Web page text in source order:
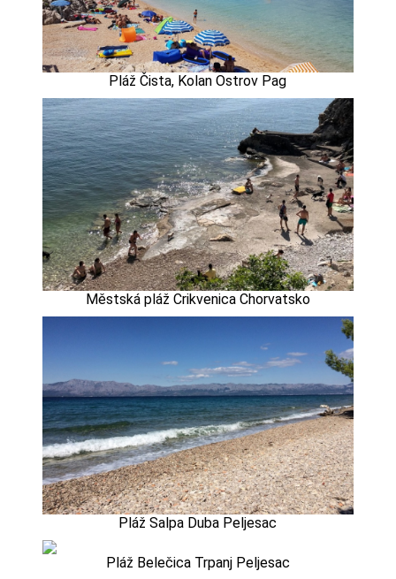
Pláž Čista, Kolan Ostrov Pag
Městská pláž Crikvenica Chorvatsko
Pláž Salpa Duba Peljesac
Pláž Belečica Trpanj Peljesac